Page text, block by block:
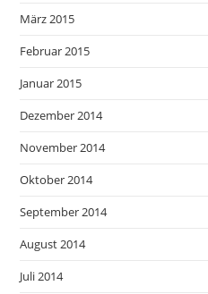
März 2015
Februar 2015
Januar 2015
Dezember 2014
November 2014
Oktober 2014
September 2014
August 2014
Juli 2014